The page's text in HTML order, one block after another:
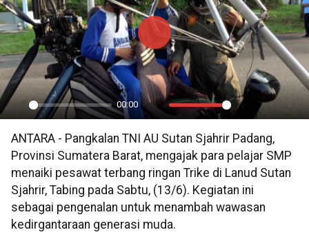
Play
00:00
Mute Settings
PIP
Play
ANTARA - Pangkalan TNI AU Sutan Sjahrir Padang,
Provinsi Sumatera Barat, mengajak para pelajar SMP
menaiki pesawat terbang ringan Trike di Lanud Sutan
Sjahrir, Tabing pada Sabtu, (13/6). Kegiatan ini
sebagai pengenalan untuk menambah wawasan
kedirgantaraan generasi muda.